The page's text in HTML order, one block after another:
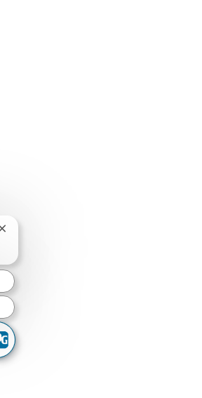
Închideți notificarea chatbot-ului